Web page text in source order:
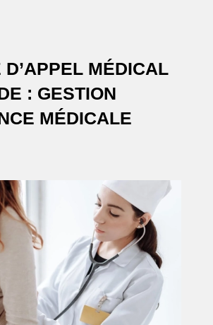
D’APPEL MÉDICAL
: GESTION
MÉDICALE